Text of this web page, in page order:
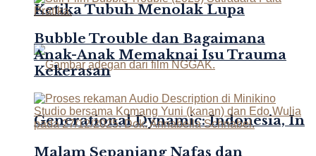
Ketika Tubuh Menolak Lupa
Generational Dynamic: Indonesia, In
Bubble Trouble dan Bagaimana
Anak-Anak Memaknai Isu Trauma
Kekerasan
Malam Sepanjang Nafas dan